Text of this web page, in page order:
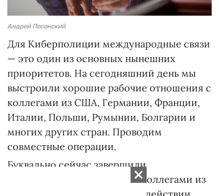
Андрей Посонский
Для Киберполиции международные связи
— это один из основных нынешних
приоритетов. На сегодняшний день мы
выстроили хорошие рабочие отношения с
коллегами из США, Германии, Франции,
Италии, Польши, Румынии, Болгарии и
многих других стран. Проводим
совместные операции.
Буквально сейчас завершили
спецоперацию совместно с коллегами из
Южной Кореи и США при содействии